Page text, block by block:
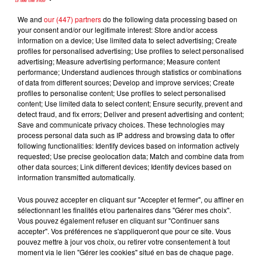
CANICULE : 12 DÉPARTEMENTS EN VIGILANCE ORANGE CE WEEK-END
We and our (447) partnersdo the following data processing based on
your consent and/or our legitimate interest: Store and/or access
information on a device; Use limited data to select advertising; Create
profiles for personalised advertising; Use profiles to select personalised
advertising; Measure advertising performance; Measure content
performance; Understand audiences through statistics or combinations
of data from different sources; Develop and improve services; Create
profiles to personalise content; Use profiles to select personalised
content; Use limited data to select content; Ensure security, prevent and
detect fraud, and fix errors; Deliver and present advertising and content;
Save and communicate privacy choices. These technologies may
process personal data such as IP address and browsing data to offer
following functionalities: Identify devices based on information actively
requested; Use precise geolocation data; Match and combine data from
other data sources; Link different devices; Identify devices based on
information transmitted automatically.
Vous pouvez accepter en cliquant sur "Accepter et fermer", ou affiner en
sélectionnant les finalités et/ou partenaires dans "Gérer mes choix".
Vous pouvez également refuser en cliquant sur "Continuer sans
accepter". Vos préférences ne s'appliqueront que pour ce site. Vous
pouvez mettre à jour vos choix, ou retirer votre consentement à tout
moment via le lien "Gérer les cookies" situé en bas de chaque page.